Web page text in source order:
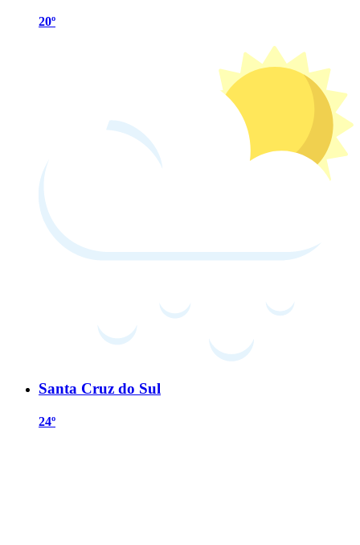
20º
Santa Cruz do Sul
24º